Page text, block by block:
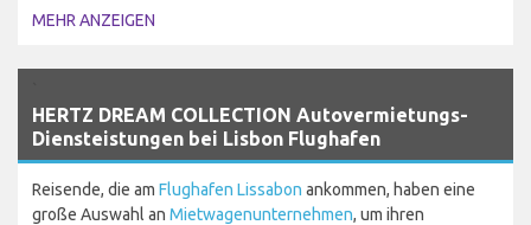
MEHR ANZEIGEN
HERTZ DREAM COLLECTION Autovermietungs-
Diensteistungen bei Lisbon Flughafen
Reisende, die am Flughafen Lissabon ankommen, haben eine
große Auswahl an Mietwagenunternehmen, um ihren